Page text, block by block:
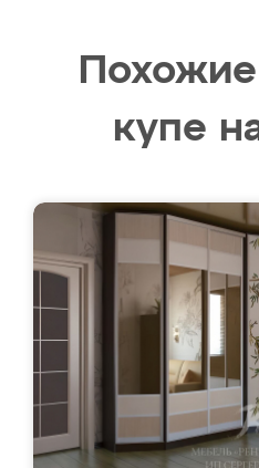
купе